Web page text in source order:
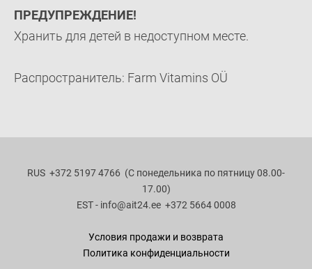
ПРЕДУПРЕЖДЕНИЕ!
Хранить для детей в недоступном месте.
Распространитель: Farm Vitamins OÜ
RUS +372 5197 4766 (С понедельника по пятницу 08.00-
17.00)
EST - info@ait24.ee+372 5664 0008
Условия продажи и возврата
Политика конфиденциальности